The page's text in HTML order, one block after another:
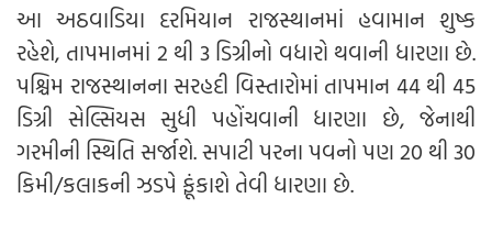
આ અઠવાડિયા દરમિયાન રાજસ્થાનમાં હવામાન શુષ્ક
રહેશે, તાપમાનમાં 2 થી 3 ડિગ્રીનો વધારો થવાની ધારણા છે.
પશ્ચિમ રાજસ્થાનના સરહદી વિસ્તારોમાં તાપમાન 44 થી 45
ડિગ્રી સેલ્સિયસ સુધી પહોંચવાની ધારણા છે, જેનાથી
ગરમીની સ્થિતિ સર્જાશે. સપાટી પરના પવનો પણ 20 થી 30
કિમી/કલાકની ઝડપે ફૂંકાશે તેવી ધારણા છે.